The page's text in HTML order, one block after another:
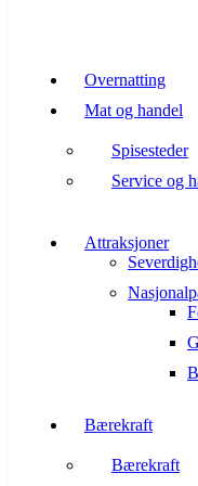
Overnatting
Mat og handel
Spisesteder
Service og
Attraksjoner
Bærekraft
Bærekraft